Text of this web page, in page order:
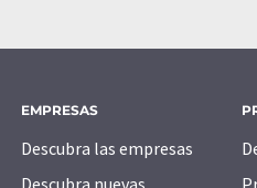
EMPRESAS
Descubra las empresas